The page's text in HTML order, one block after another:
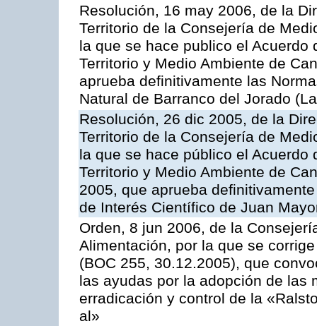
Resolución, 16 may 2006, de la
Territorio de la Consejería de
la que se hace publico el
Territorio y Medio Ambiente de
aprueba definitivamente las
Natural de Barranco del Jorado
Resolución, 26 dic 2005, de la
Territorio de la Consejería de
la que se hace público el
Territorio y Medio Ambiente de
2005, que aprueba
de Interés Científico de Juan
Orden, 8 jun 2006, de la
Alimentación, por la que se
(BOC 255, 30.12.2005), que
las ayudas por la adopción de las
erradicación y control de la
al»